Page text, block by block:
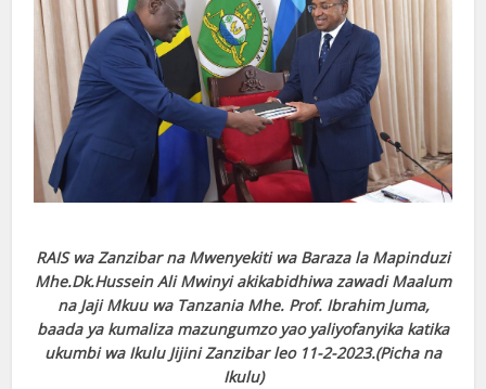
RAIS wa Zanzibar na Mwenyekiti wa Baraza la Mapinduzi
Mhe.Dk.Hussein Ali Mwinyi akikabidhiwa zawadi Maalum
na Jaji Mkuu wa Tanzania Mhe. Prof. Ibrahim Juma,
baada ya kumaliza mazungumzo yao yaliyofanyika katika
ukumbi wa Ikulu Jijini Zanzibar leo 11-2-2023.(Picha na
Ikulu)